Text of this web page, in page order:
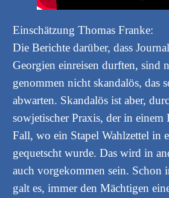
Einschätzung Thomas Franke:
Die Berichte darüber, dass
Georgien einreisen durften, sind
genommen nicht skandalös, das
abwarten. Skandalös ist aber,
sowjetischer Praxis, der in
Fall, wo ein Stapel Wahlzettel in
gequetscht wurde. Das wird in
auch vorgekommen sein. Schon
galt es, immer den Mächtigen